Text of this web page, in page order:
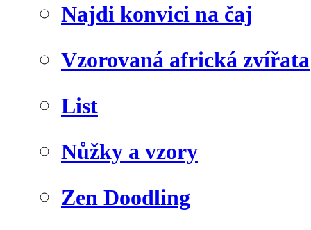
Najdi konvici na čaj
Vzorovaná africká zvířata
List
Nůžky a vzory
Zen Doodling